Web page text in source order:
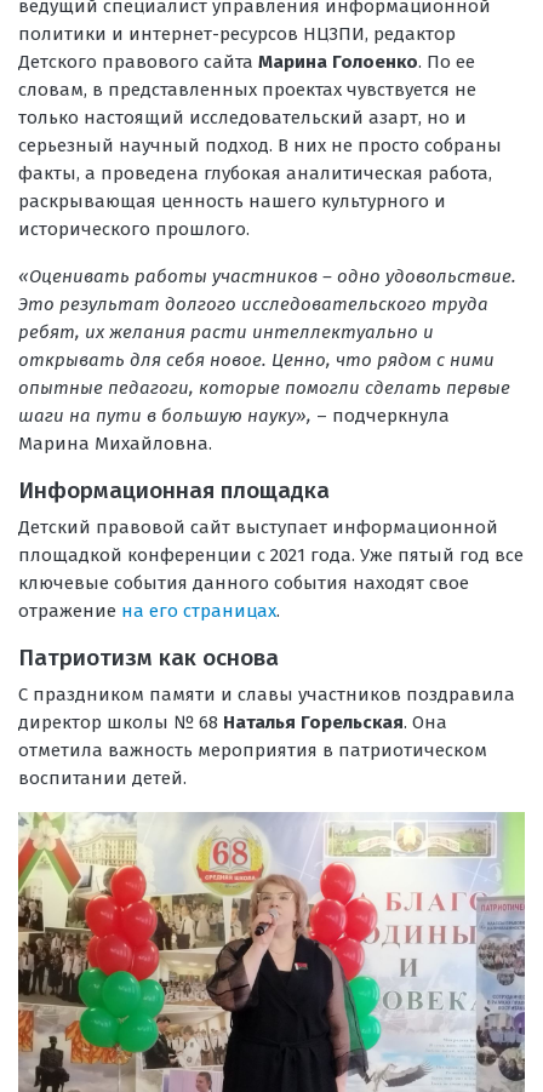
ведущий специалист управления информационной
политики и интернет-ресурсов НЦЗПИ, редактор
Детского правового сайта Марина Голоенко. По ее
словам, в представленных проектах чувствуется не
только настоящий исследовательский азарт, но и
серьезный научный подход. В них не просто собраны
факты, а проведена глубокая аналитическая работа,
раскрывающая ценность нашего культурного и
исторического прошлого.
«Оценивать работы участников – одно удовольствие.
Это результат долгого исследовательского труда
ребят, их желания расти интеллектуально и
открывать для себя новое. Ценно, что рядом с ними
опытные педагоги, которые помогли сделать первые
шаги на пути в большую науку», – подчеркнула
Марина Михайловна.
Информационная площадка
Детский правовой сайт выступает информационной
площадкой конференции с 2021 года. Уже пятый год все
ключевые события данного события находят свое
отражение на его страницах.
Патриотизм как основа
С праздником памяти и славы участников поздравила
директор школы № 68 Наталья Горельская. Она
отметила важность мероприятия в патриотическом
воспитании детей.